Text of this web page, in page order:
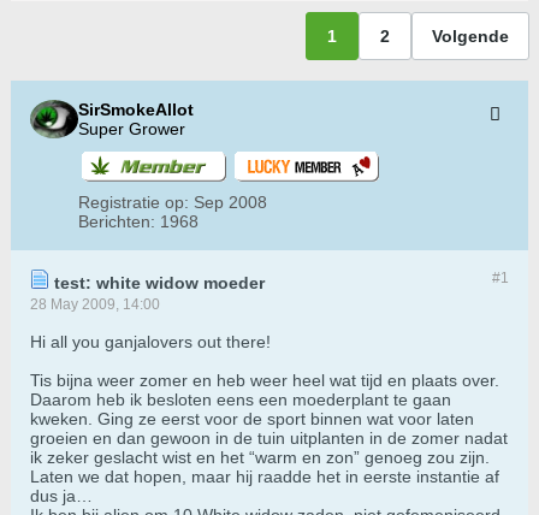
1 2 Volgende
SirSmokeAllot
Super Grower
Registratie op: Sep 2008
Berichten: 1968
#1
test: white widow moeder
28 May 2009, 14:00
Hi all you ganjalovers out there!
Tis bijna weer zomer en heb weer heel wat tijd en plaats over.
Daarom heb ik besloten eens een moederplant te gaan
kweken. Ging ze eerst voor de sport binnen wat voor laten
groeien en dan gewoon in de tuin uitplanten in de zomer nadat
ik zeker geslacht wist en het “warm en zon” genoeg zou zijn.
Laten we dat hopen, maar hij raadde het in eerste instantie af
dus ja…